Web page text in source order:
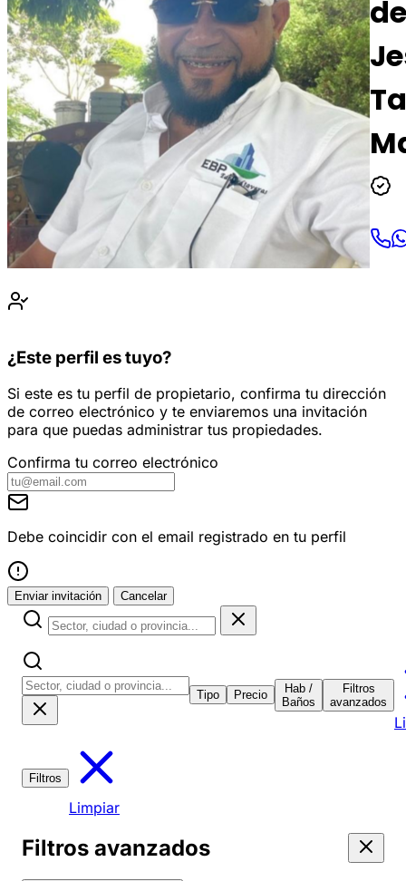
de
¿Este perfil es tuyo?
Si este es tu perfil de propietario, confirma tu dirección
de correo electrónico y te enviaremos una invitación
para que puedas administrar tus propiedades.
Confirma tu correo electrónico
Debe coincidir con el email registrado en tu perfil
Enviar invitación Cancelar
Tipo Precio
Hab /
Baños
Filtros
avanzados
Filtros
Limpiar
Filtros avanzados